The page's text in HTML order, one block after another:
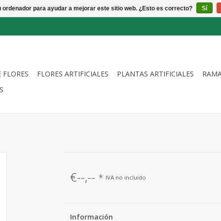
FLORES FLORES ARTIFICIALES PLANTAS ARTIFICIALES
€--,-- * IVA no incluido
Información
para ayudar a mejorar este sitio web. ¿Esto es correcto? Sí